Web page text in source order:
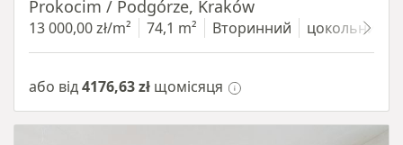
Prokocim / Podgórze, Kraków
13 000,00 zł/m² 74,1 m² Вторинний цокольний
або від4176,63 zł щомісяця